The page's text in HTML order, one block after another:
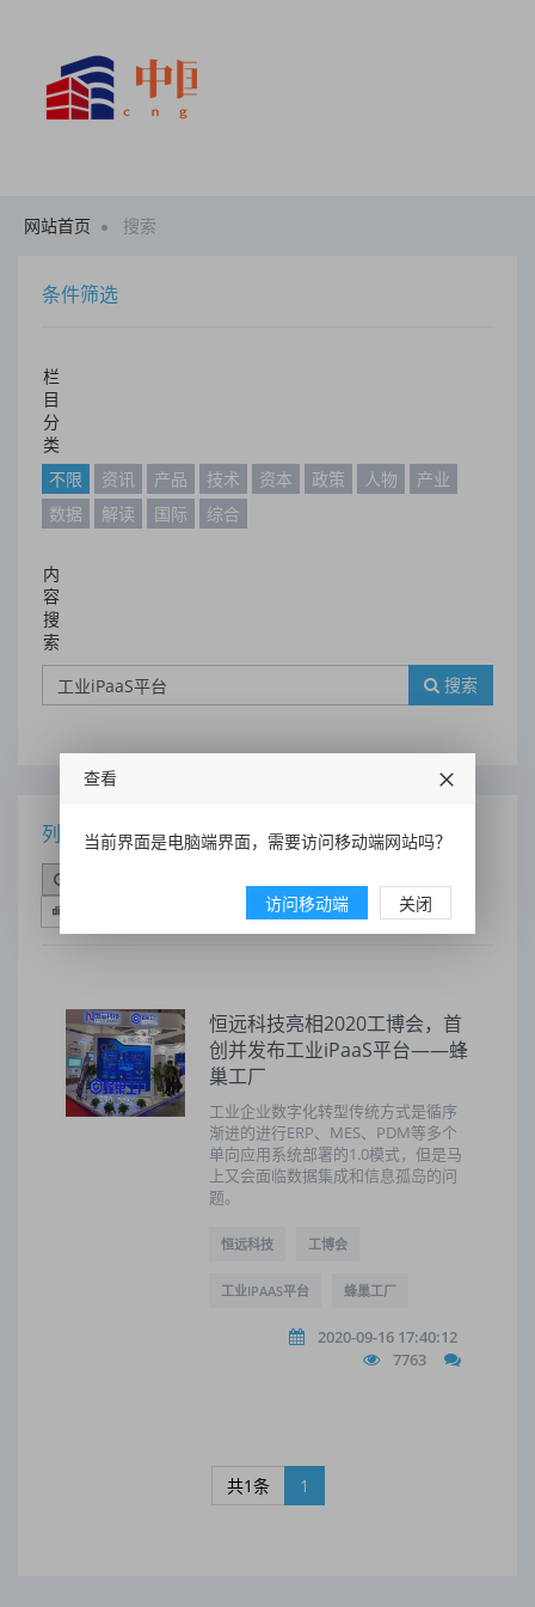
网站首页 搜索
条件筛选
栏
目
分
类
不限
资讯 产品 技术 资本 政策 人物
产业
数据
解读 国际 综合
内
容
搜
索
搜索
列表
恒远科技亮相2020工博会，首
创并发布工业iPaaS平台——蜂
巢工厂
工业企业数字化转型传统方式是循序
渐进的进行ERP、MES、PDM等多个
单向应用系统部署的1.0模式，但是马
上又会面临数据集成和信息孤岛的问
题。
恒远科技 工博会
工业IPAAS平台 蜂巢工厂
2020-09-16 17:40:12
7763
共1条 1
查看
当前界面是电脑端界面，需要访问移动端网站吗？
访问移动端 关闭